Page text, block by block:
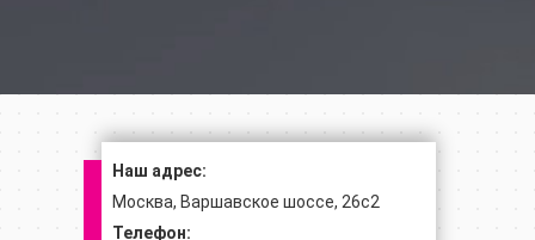
Наш адрес:
Москва, Варшавское шоссе, 26с2
Телефон: